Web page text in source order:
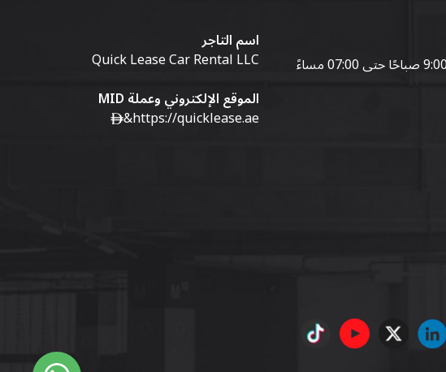
اسم التاجر
Quick Lease Car Rental LLC
الموقع الإلكتروني وعملة MID
https://quicklease.ae
&